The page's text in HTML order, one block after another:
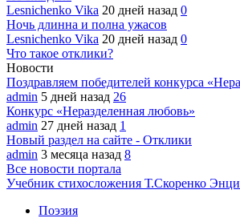
Lesnichenko Vika 20 дней назад 0
Ночь длинна и полна ужасов
Lesnichenko Vika 20 дней назад 0
Что такое отклики?
Новости
Поздравляем победителей конкурса
admin 5 дней назад 26
Конкурс «Неразделенная любовь»
admin 27 дней назад 1
Новый раздел на сайте - Отклики
admin 3 месяца назад 8
Все новости портала
Учебник стихосложения Т.Скоренко
Поэзия